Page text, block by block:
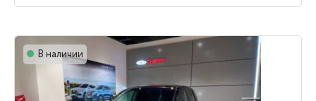
В наличии